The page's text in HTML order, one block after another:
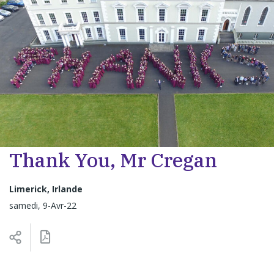
Thank You, Mr Cregan
Limerick, Irlande
samedi, 9-Avr-22